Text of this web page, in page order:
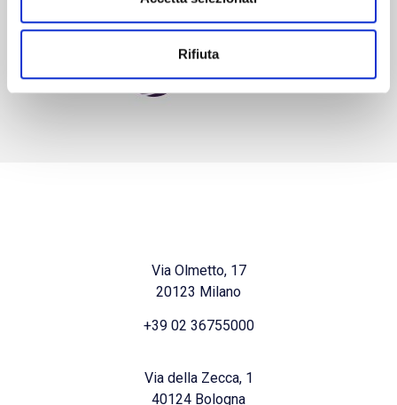
Rifiuta
Via Olmetto, 17
20123 Milano
+39 02 36755000
Via della Zecca, 1
40124 Bologna